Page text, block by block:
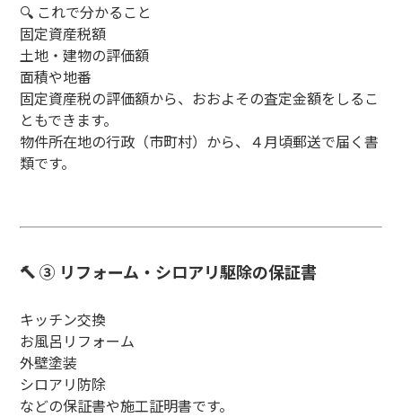
🔍 これで分かること
固定資産税額
土地・建物の評価額
面積や地番
固定資産税の評価額から、おおよその査定金額をしるこ
ともできます。
物件所在地の行政（市町村）から、４月頃郵送で届く書
類です。
🔨 ③ リフォーム・シロアリ駆除の保証書
キッチン交換
お風呂リフォーム
外壁塗装
シロアリ防除
などの保証書や施工証明書です。